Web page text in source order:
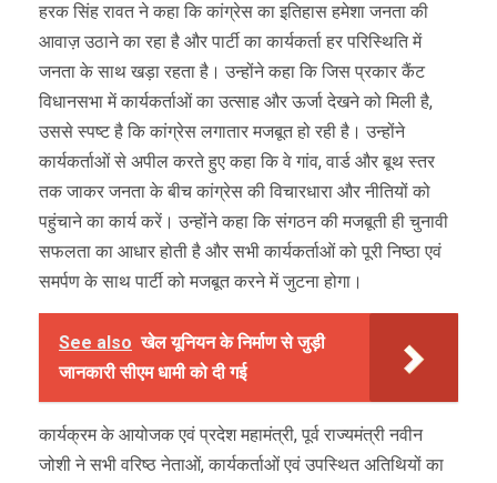
हरक सिंह रावत ने कहा कि कांग्रेस का इतिहास हमेशा जनता की
आवाज़ उठाने का रहा है और पार्टी का कार्यकर्ता हर परिस्थिति में
जनता के साथ खड़ा रहता है। उन्होंने कहा कि जिस प्रकार कैंट
विधानसभा में कार्यकर्ताओं का उत्साह और ऊर्जा देखने को मिली है,
उससे स्पष्ट है कि कांग्रेस लगातार मजबूत हो रही है। उन्होंने
कार्यकर्ताओं से अपील करते हुए कहा कि वे गांव, वार्ड और बूथ स्तर
तक जाकर जनता के बीच कांग्रेस की विचारधारा और नीतियों को
पहुंचाने का कार्य करें। उन्होंने कहा कि संगठन की मजबूती ही चुनावी
सफलता का आधार होती है और सभी कार्यकर्ताओं को पूरी निष्ठा एवं
समर्पण के साथ पार्टी को मजबूत करने में जुटना होगा।
See also खेल यूनियन के निर्माण से जुड़ी
जानकारी सीएम धामी को दी गई
कार्यक्रम के आयोजक एवं प्रदेश महामंत्री, पूर्व राज्यमंत्री नवीन
जोशी ने सभी वरिष्ठ नेताओं, कार्यकर्ताओं एवं उपस्थित अतिथियों का